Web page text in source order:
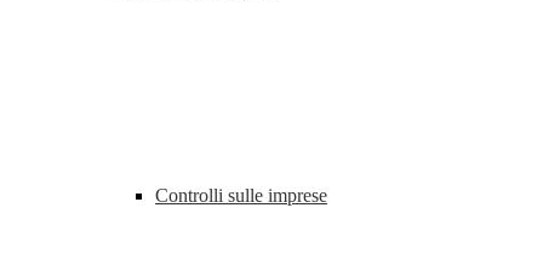
Controlli sulle imprese